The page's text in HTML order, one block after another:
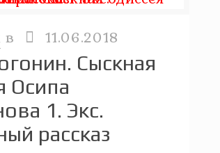
в 11.06.2018
Сыскная
Осипа
1. Экс.
рассказ